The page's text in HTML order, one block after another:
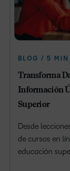
BLOG / 5 MIN
Transforma
Información
Superior
Desde
de cursos en
educación